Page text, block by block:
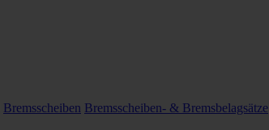
Bremsscheiben Bremsscheiben- & Bremsbelagsätze